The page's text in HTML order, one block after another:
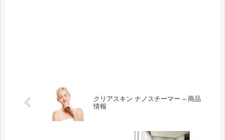
クリアスキン ナノスチーマー – 商品
情報